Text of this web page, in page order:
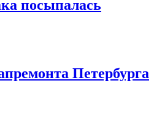
посыпалась
Петербурга